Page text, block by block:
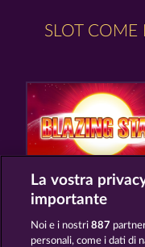
SLOT COME
BLAZING STAR
La vostra
importante
Noi e i nostri887
personali, come i dati di